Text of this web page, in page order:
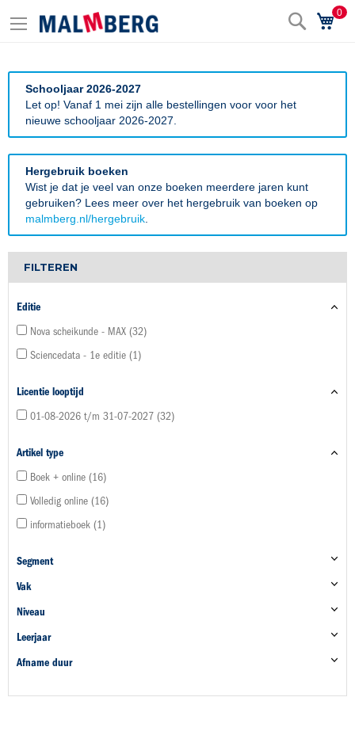
Zoek0
Schooljaar 2026-2027
Let op! Vanaf 1 mei zijn alle bestellingen voor voor het
nieuwe schooljaar 2026-2027.
Hergebruik boeken
Wist je dat je veel van onze boeken meerdere jaren kunt
gebruiken? Lees meer over het hergebruik van boeken op
malmberg.nl/hergebruik
FILTEREN
Editie
Nova scheikunde - MAX 32
Sciencedata - 1e editie 1
Licentie looptijd
01-08-2026 t/m 31-07-2027 32
Artikel type
Boek + online 16
Volledig online 16
informatieboek 1
Segment
Vak
Niveau
Leerjaar
Afname duur